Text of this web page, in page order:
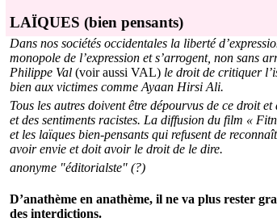
LAÏQUES (bien pensants)
Dans nos sociétés occidentales la liberté
monopole de l’expression et s’arrogent, non sans
Philippe Val (voir aussi VAL) le droit de critiquer
bien aux victimes comme Ayaan Hirsi Ali.
Tous les autres doivent être dépourvus de ce droit
et des sentiments racistes. La diffusion du film «
et les laïques bien-pensants qui refusent de
avoir envie et doit avoir le droit de le dire.
anonyme "éditorialste" (?)
D’anathème en anathème, il ne va plus rester
des interdictions.